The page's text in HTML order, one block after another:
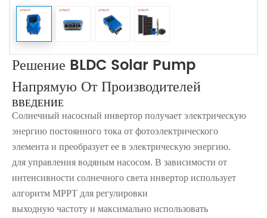
Решение BLDC Solar Pump
Напрямую От Производителей
ВВЕДЕНИЕ
Солнечный насосный инвертор получает электрическую
энергию постоянного тока от фотоэлектрического
элемента и преобразует ее в электрическую энергию.
для управления водяным насосом. В зависимости от
интенсивности солнечного света инвертор использует
алгоритм MPPT для регулировки
выходную частоту и максимально использовать